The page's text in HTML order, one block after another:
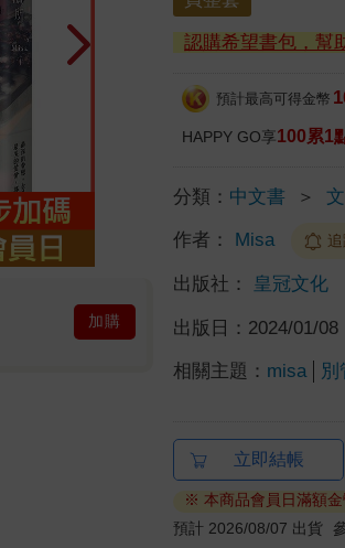
加購
認購希望書包，幫
預計最高可得金幣
HAPPY GO享100累1
分類： 中文書 ＞
作者： Misa
出版社： 皇冠文化
出版日： 2024/01/08
相關主題： misa
立即結帳
※ 本商品會員日滿額
預計 2026/08/07 出貨